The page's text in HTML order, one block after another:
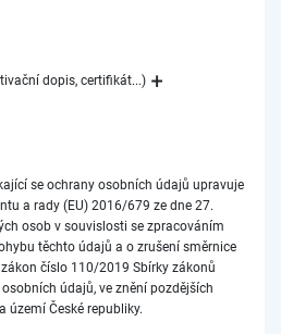
dopis, certifikát...)
se ochrany osobních údajů upravuje
a rady (EU) 2016/679 ze dne 27.
osob v souvislosti se zpracováním
těchto údajů a o zrušení směrnice
zákon číslo 110/2019 Sbírky zákonů
údajů, ve znění pozdějších
území České republiky.